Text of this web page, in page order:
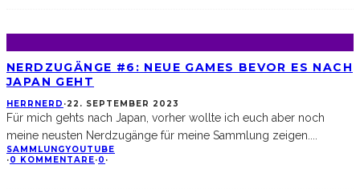
NERDZUGÄNGE #6: NEUE GAMES BEVOR ES NACH
JAPAN GEHT
HERRNERD ·22. SEPTEMBER 2023
Für mich gehts nach Japan, vorher wollte ich euch aber noch
meine neusten Nerdzugänge für meine Sammlung zeigen.
SAMMLUNGYOUTUBE
·0 KOMMENTARE·0 ·